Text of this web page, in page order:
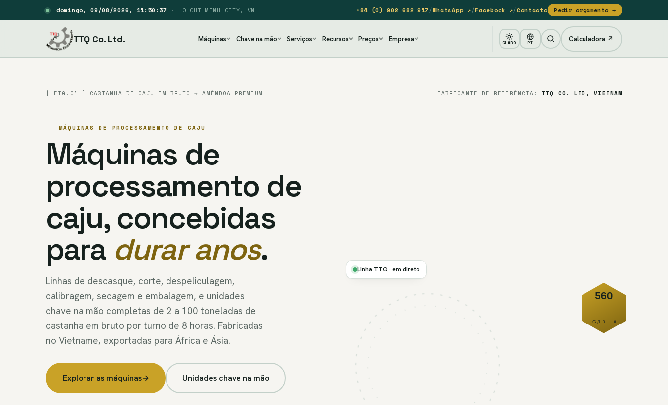
domingo, 09/08/2026, 11:50:38 · HO CHI MINH CITY, VN +84 (0) 902 682 917/WhatsApp ↗/Facebook ↗/Contacto Pedir orçamento →
TTQ Co. Ltd. Máquinas Chave na mão Serviços Recursos Preços Empresa CLARO PT Calculadora ↗
[ FIG.01 ] CASTANHA DE CAJU EM BRUTO → AMÊNDOA PREMIUM FABRICANTE DE REFERÊNCIA: TTQ CO. LTD, VIETNAM
MÁQUINAS DE PROCESSAMENTO DE CAJU
Máquinas de
processamento de
caju, concebidas
para durar anos.
Linhas de descasque, corte, despeliculagem,
calibragem, secagem e embalagem, e unidades
chave na mão completas de 2 a 100 toneladas de
castanha em bruto por turno de 8 horas. Fabricadas
no Vietname, exportadas para África e Ásia.
Explorar as máquinas→ Unidades chave na mão
FIG.A
16-
HEAD
560
KG/HR · A
Linha TTQ · em direto